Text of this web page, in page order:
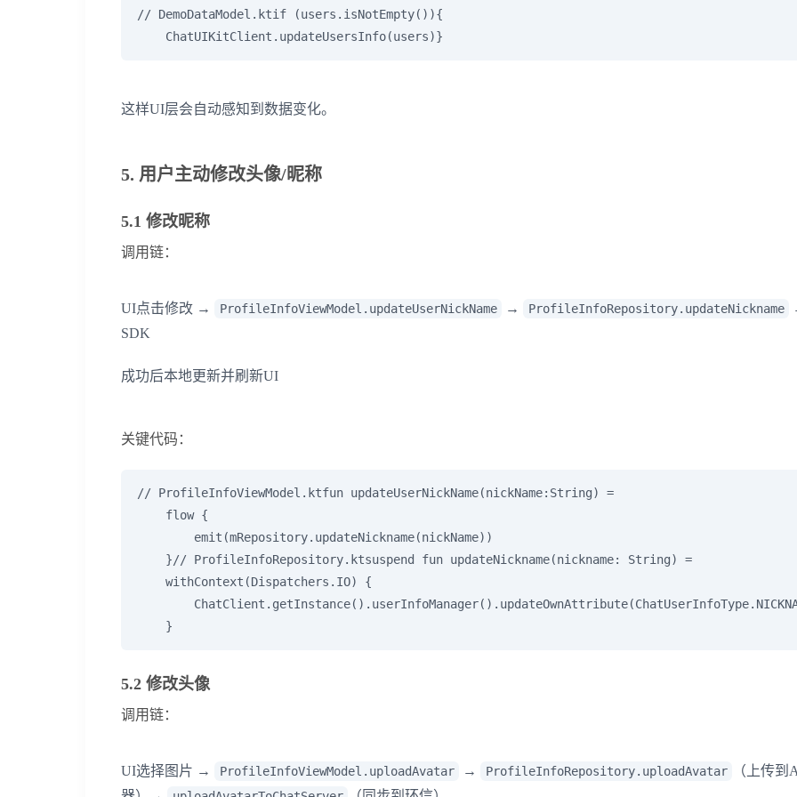
// DemoDataModel.ktif (users.isNotEmpty()){
ChatUIKitClient.updateUsersInfo(users)}
这样UI层会自动感知到数据变化。
5. 用户主动修改头像/昵称
5.1 修改昵称
调用链：
UI点击修改 → ProfileInfoViewModel.updateUserNickName → ProfileInfoRepository.updateNickname
SDK
成功后本地更新并刷新UI
关键代码：
// ProfileInfoViewModel.ktfun updateUserNickName(nickName:String) =
flow {
emit(mRepository.updateNickname(nickName))
}// ProfileInfoRepository.ktsuspend fun updateNickname(nickname: String) =
withContext(Dispatchers.IO) {
}
5.2 修改头像
调用链：
UI选择图片 → ProfileInfoViewModel.uploadAvatar → ProfileInfoRepository.uploadAvatar
（上传到